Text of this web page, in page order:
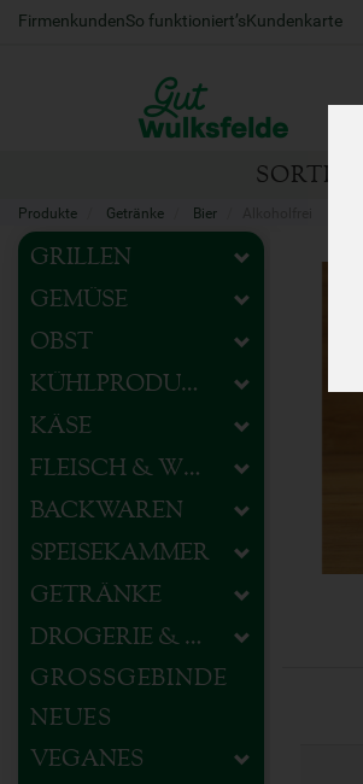
FirmenkundenSo funktioniert’sKundenkarte
Produkte Getränke Bier
GRILLEN
GEMÜSE
OBST
KÜHLPRODUKTE
KÄSE
FLEISCH & WURST
BACKWAREN
SPEISEKAMMER
GETRÄNKE
DROGERIE & HAUSHALT
GROSSGEBINDE
NEUES
VEGANES